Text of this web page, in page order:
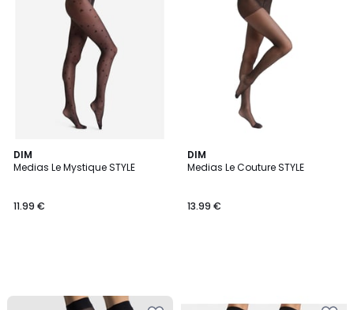
DIM
Medias Le Mystique STYLE
11.99 €
DIM
Medias Le Couture STYLE
13.99 €